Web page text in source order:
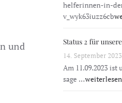
und
helferinnen-in-
v_wyk63iuzz6cb
Status 2 für
14. September 2023
Am 11.09.2023 ist
sage …weiterlesen